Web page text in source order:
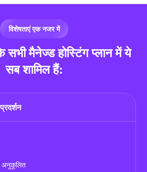
विशेषताएं एक नजर में
सभी मैनेज्ड होस्टिंग प्लान में ये
सब शामिल हैं:
अनुकूलित